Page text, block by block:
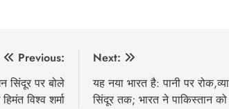
Previous:
सिंदूर पर बोले
विश्व शर्मा
Next:
यह नया भारत है: पानी पर
सिंदूर तक; भारत ने पाकिस्तान को